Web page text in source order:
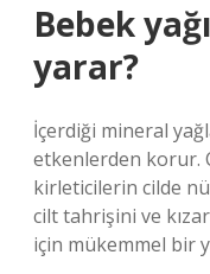
Bebek
yarar?
İçerdiği mineral
etkenlerden korur.
kirleticilerin cilde
cilt tahrişini ve
için mükemmel bir